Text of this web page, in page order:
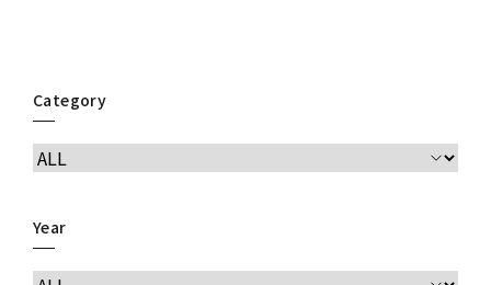
Category
Year